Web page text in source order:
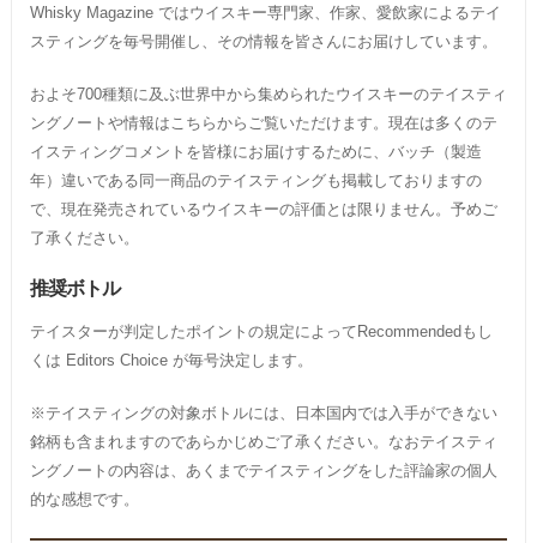
Whisky Magazine ではウイスキー専門家、作家、愛飲家によるテイ
スティングを毎号開催し、その情報を皆さんにお届けしています。
およそ700種類に及ぶ世界中から集められたウイスキーのテイスティ
ングノートや情報はこちらからご覧いただけます。現在は多くのテ
イスティングコメントを皆様にお届けするために、バッチ（製造
年）違いである同一商品のテイスティングも掲載しておりますの
で、現在発売されているウイスキーの評価とは限りません。予めご
了承ください。
推奨ボトル
テイスターが判定したポイントの規定によってRecommendedもし
くは Editors Choice が毎号決定します。
※テイスティングの対象ボトルには、日本国内では入手ができない
銘柄も含まれますのであらかじめご了承ください。なおテイスティ
ングノートの内容は、あくまでテイスティングをした評論家の個人
的な感想です。